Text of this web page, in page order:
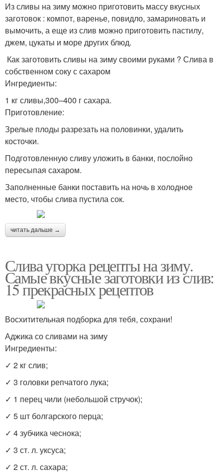
Из сливы на зиму можно приготовить массу вкусных
заготовок : компот, варенье, повидло, замариновать и
вымочить, а еще из слив можно приготовить пастилу,
джем, цукаты и море других блюд.
Как заготовить сливы на зиму своими руками ? Слива в
собственном соку с сахаром
Ингредиенты:
1 кг сливы,300–400 г сахара.
Приготовление:
Зрелые плоды разрезать на половинки, удалить
косточки.
Подготовленную сливу уложить в банки, послойно
пересыпая сахаром.
Заполненные банки поставить на ночь в холодное
место, чтобы слива пустила сок.
читать дальше →
Слива угорка рецепты на зиму.
Самые вкусные заготовки из слив:
15 прекрасных рецептов
Восхитительная подборка для тебя, сохрани!
Аджика со сливами на зиму
Ингредиенты:
✓ 2 кг слив;
✓ 3 головки репчатого лука;
✓ 1 перец чили (небольшой стручок);
✓ 5 шт болгарского перца;
✓ 4 зубчика чеснока;
✓ 3 ст. л. уксуса;
✓ 2 ст. л. сахара;